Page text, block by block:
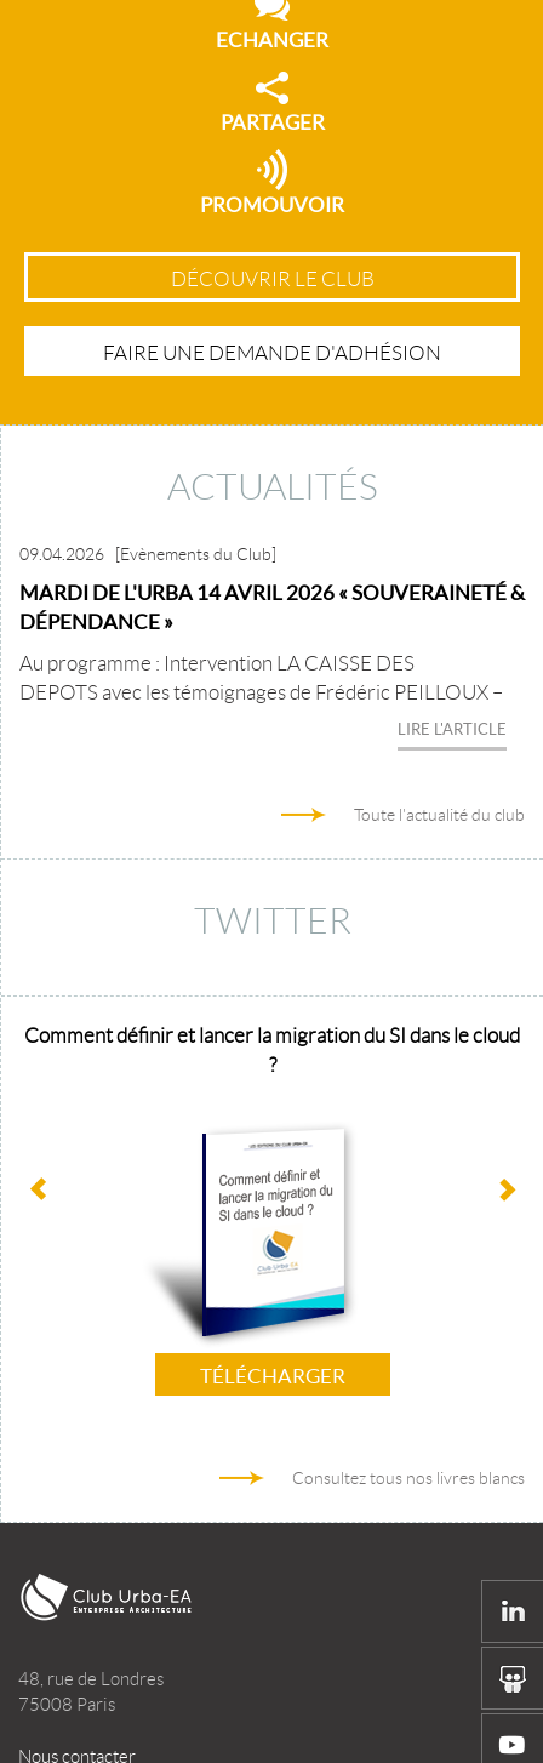
ECHANGER
PARTAGER
PROMOUVOIR
DÉCOUVRIR LE CLUB
FAIRE UNE DEMANDE D'ADHÉSION
ACTUALITÉS
09.04.2026 [Evènements du Club]
MARDI DE L'URBA 14 AVRIL 2026 « SOUVERAINETÉ &
DÉPENDANCE »
Au programme : Intervention LA CAISSE DES
DEPOTS avec les témoignages de Frédéric PEILLOUX –
LIRE L'ARTICLE
Toute l'actualité du club
TWITTER
Comment définir et lancer la migration du SI dans le cloud
?
TÉLÉCHARGER
Consultez tous nos livres blancs
48, rue de Londres
75008 Paris
Nous contacter